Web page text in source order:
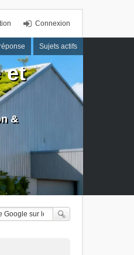
Connexion
Sujets actifs
et
&